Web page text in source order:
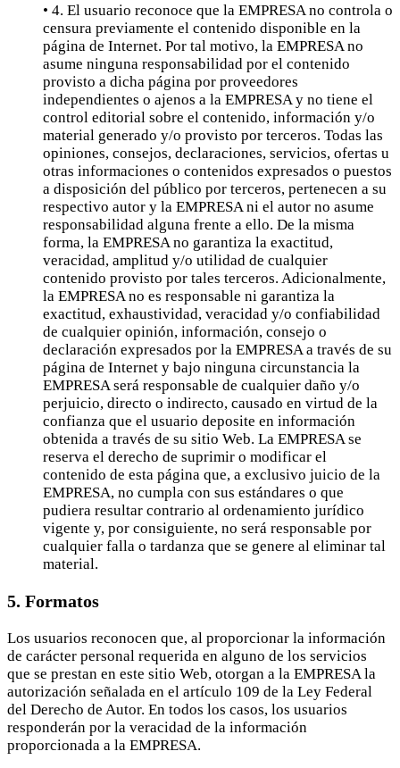
• 4. El usuario reconoce que la EMPRESA no controla o
censura previamente el contenido disponible en la
página de Internet. Por tal motivo, la EMPRESA no
asume ninguna responsabilidad por el contenido
provisto a dicha página por proveedores
independientes o ajenos a la EMPRESA y no tiene el
control editorial sobre el contenido, información y/o
material generado y/o provisto por terceros. Todas las
opiniones, consejos, declaraciones, servicios, ofertas u
otras informaciones o contenidos expresados o puestos
a disposición del público por terceros, pertenecen a su
respectivo autor y la EMPRESA ni el autor no asume
responsabilidad alguna frente a ello. De la misma
forma, la EMPRESA no garantiza la exactitud,
veracidad, amplitud y/o utilidad de cualquier
contenido provisto por tales terceros. Adicionalmente,
la EMPRESA no es responsable ni garantiza la
exactitud, exhaustividad, veracidad y/o confiabilidad
de cualquier opinión, información, consejo o
declaración expresados por la EMPRESA a través de su
página de Internet y bajo ninguna circunstancia la
EMPRESA será responsable de cualquier daño y/o
perjuicio, directo o indirecto, causado en virtud de la
confianza que el usuario deposite en información
obtenida a través de su sitio Web. La EMPRESA se
reserva el derecho de suprimir o modificar el
contenido de esta página que, a exclusivo juicio de la
EMPRESA, no cumpla con sus estándares o que
pudiera resultar contrario al ordenamiento jurídico
vigente y, por consiguiente, no será responsable por
cualquier falla o tardanza que se genere al eliminar tal
material.
5. Formatos
Los usuarios reconocen que, al proporcionar la información
de carácter personal requerida en alguno de los servicios
que se prestan en este sitio Web, otorgan a la EMPRESA la
autorización señalada en el artículo 109 de la Ley Federal
del Derecho de Autor. En todos los casos, los usuarios
responderán por la veracidad de la información
proporcionada a la EMPRESA.